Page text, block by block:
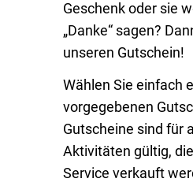
Geschenk oder sie
„Danke“ sagen?
unseren Gutschein!
Wählen Sie einfach
vorgegebenen
Gutscheine sind für
Aktivitäten gültig,
Service verkauft